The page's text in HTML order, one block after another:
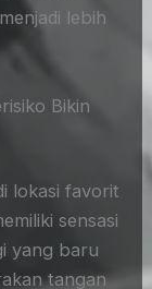
lebih
Bikin
lokasi favorit
sensasi
yang baru
tangan